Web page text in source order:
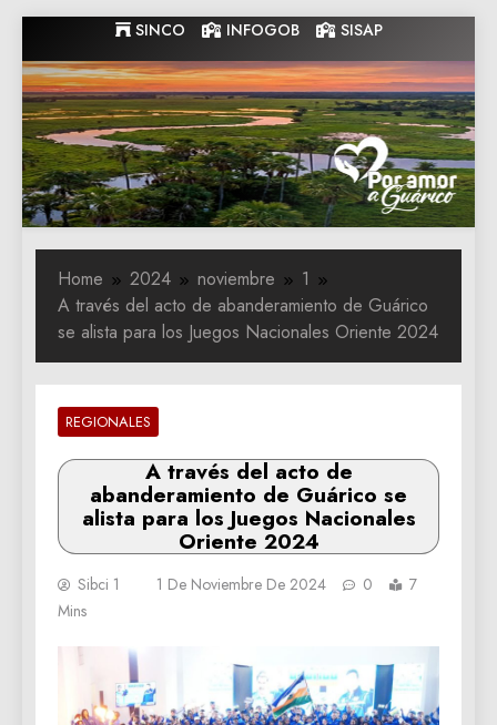
to
content
SINCO INFOGOB SISAP
Gobernacion
de Guarico
Gobernacion de Guarico
Home 2024 noviembre
1
A través del acto de abanderamiento de Guárico
se alista para los Juegos Nacionales Oriente 2024
REGIONALES
A través del acto de
abanderamiento de Guárico se
alista para los Juegos Nacionales
Oriente 2024
Sibci 1 1 De Noviembre De 2024 0
7
Mins